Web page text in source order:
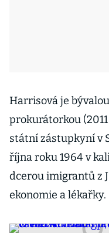
Harrisová je
prokurátorkou
státní zástupkyní v
října roku 1964 v
dcerou imigrantů z
ekonomie a lékařky.